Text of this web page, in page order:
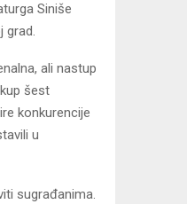
Siniše
grad.
ali nastup
šest
konkurencije
u
sugrađanima.